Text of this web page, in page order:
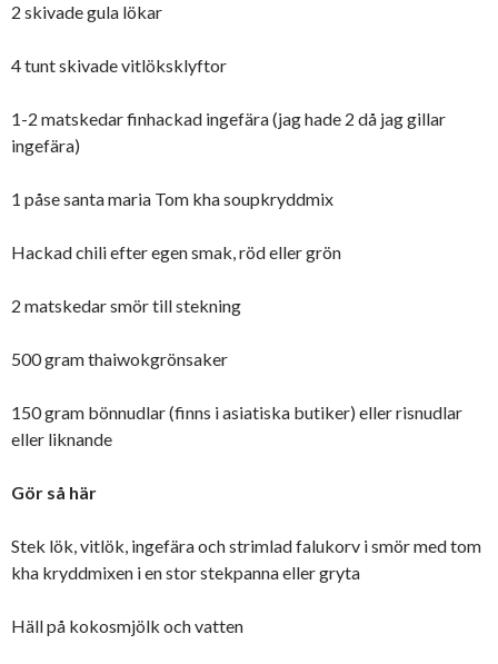
2 skivade gula lökar
4 tunt skivade vitlöksklyftor
1-2 matskedar finhackad ingefära (jag hade 2 då jag gillar
ingefära)
1 påse santa maria Tom kha soupkryddmix
Hackad chili efter egen smak, röd eller grön
2 matskedar smör till stekning
500 gram thaiwokgrönsaker
150 gram bönnudlar (finns i asiatiska butiker) eller risnudlar
eller liknande
Gör så här
Stek lök, vitlök, ingefära och strimlad falukorv i smör med tom
kha kryddmixen i en stor stekpanna eller gryta
Häll på kokosmjölk och vatten